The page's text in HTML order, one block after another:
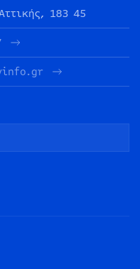
183 45